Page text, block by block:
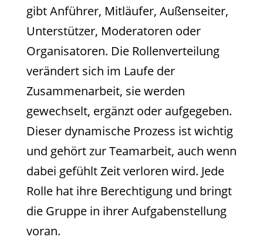
gibt Anführer, Mitläufer, Außenseiter,
Unterstützer, Moderatoren oder
Organisatoren. Die Rollenverteilung
verändert sich im Laufe der
Zusammenarbeit, sie werden
gewechselt, ergänzt oder aufgegeben.
Dieser dynamische Prozess ist wichtig
und gehört zur Teamarbeit, auch wenn
dabei gefühlt Zeit verloren wird. Jede
Rolle hat ihre Berechtigung und bringt
die Gruppe in ihrer Aufgabenstellung
voran.